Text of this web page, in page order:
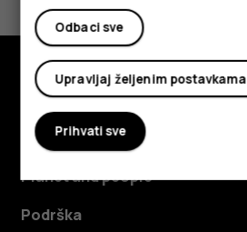
Da Ne
Istražite
O kompaniji
Planet and people
Podrška
Odbaci sve
Upravljaj željenim postavkama
Prihvati sve